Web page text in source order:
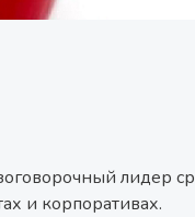
лидер
и корпоративах.